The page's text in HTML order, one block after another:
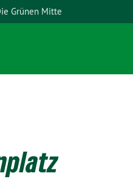
Grünen Mitte